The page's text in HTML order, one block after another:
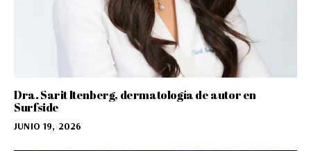
Dra. Sarit Itenberg, dermatología de autor en
Surfside
JUNIO 19, 2026